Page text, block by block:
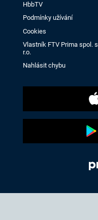
HbbTV
Podmínky užívání
Cookies
Vlastník FTV Prima spol. s
r.o.
Nahlásit chybu